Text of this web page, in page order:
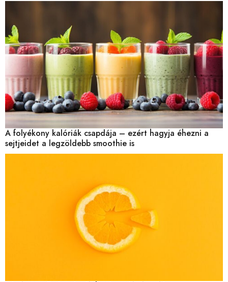
A folyékony kalóriák csapdája – ezért hagyja éhezni a
sejtjeidet a legzöldebb smoothie is